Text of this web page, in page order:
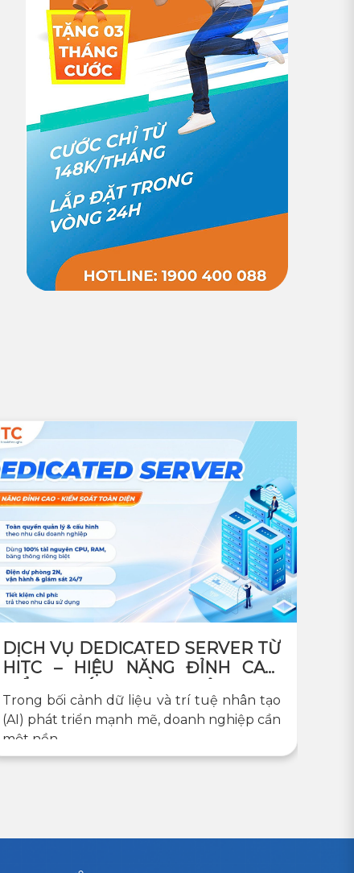
DỊCH VỤ DEDICATED SERVER TỪ
HITC – HIỆU NĂNG ĐỈNH CAO,
DOANH NGHIỆP
Trong bối cảnh dữ liệu và trí tuệ nhân tạo
(AI) phát triển mạnh mẽ, doanh nghiệp cần
một nền...